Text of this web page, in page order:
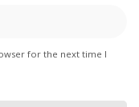
for the next time I